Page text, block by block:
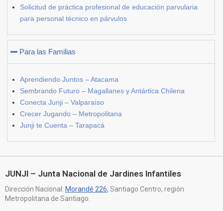
Solicitud de práctica profesional de educación parvularia
para personal técnico en párvulos
Para las Familias
Aprendiendo Juntos – Atacama
Sembrando Futuro – Magallanes y Antártica Chilena
Conecta Junji – Valparaíso
Crecer Jugando – Metropolitana
Junji te Cuenta – Tarapacá
JUNJI – Junta Nacional de Jardines Infantiles
Dirección Nacional: Morandé 226, Santiago Centro, región
Metropolitana de Santiago.